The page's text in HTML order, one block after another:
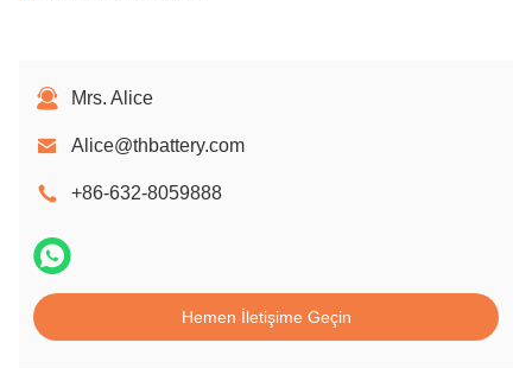
Mrs. Alice
Alice@thbattery.com
+86-632-8059888
Hemen İletişime Geçin